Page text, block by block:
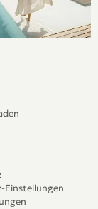
Einstellungen